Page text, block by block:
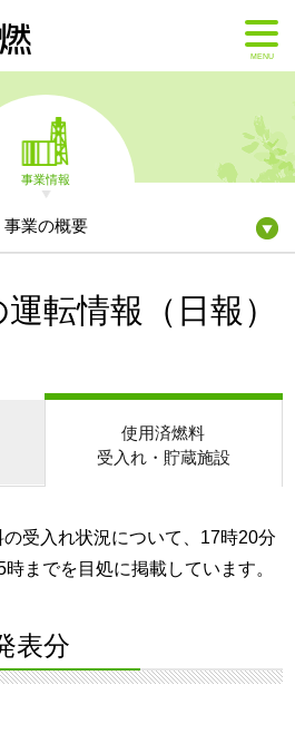
MENU
事業情報
事業の概要
転情報（日報）
使用済燃料
受入れ・貯蔵施設
受入れ状況について、17時20分
までを目処に掲載しています。
表分